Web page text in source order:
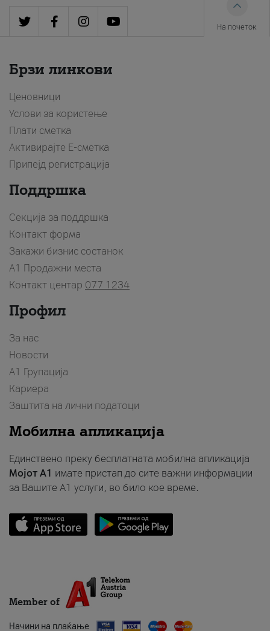
На почеток
Брзи линкови
Ценовници
Услови за користење
Плати сметка
Активирајте Е-сметка
Припејд регистрација
Поддршка
Секција за поддршка
Контакт форма
Закажи бизнис состанок
A1 Продажни места
Контакт центар 077 1234
Профил
За нас
Новости
А1 Групација
Кариера
Заштита на лични податоци
Мобилна апликација
Единствено преку бесплатната мобилна апликација
Мојот A1 имате пристап до сите важни информации
за Вашите A1 услуги, во било кое време.
Member of
Начини на плаќање